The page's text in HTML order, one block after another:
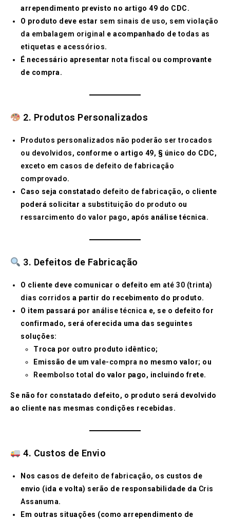
arrependimento previsto no artigo 49 do CDC.
O produto deve estar sem sinais de uso, sem violação
da embalagem original
e acompanhado detodas as
etiquetas e acessórios.
É necessário apresentar nota fiscal
ou comprovante
de compra.
2. Produtos Personalizados
Produtos personalizados não poderão ser trocados
ou devolvidos, conforme o artigo 49, § único do CDC,
exceto em casos de defeito de fabricação
comprovado.
Caso seja constatado defeito de fabricação, o cliente
poderá solicitar a substituição do produto ou
ressarcimento do valor pago, após análise técnica.
3. Defeitos de Fabricação
O cliente deve comunicar o defeito em até 30 (trinta)
dias corridos a partir do recebimento do produto.
O item passará por análise técnica e, se o defeito for
confirmado, será oferecida uma das seguintes
soluções:
Troca por outro produto idêntico;
Emissão de um vale-compra no mesmo valor; ou
Reembolso total
do valor pago, incluindo frete.
Se não for constatado defeito, o produto será devolvido
ao cliente nas mesmas condições recebidas.
4. Custos de Envio
Nos casos de defeito de fabricação, os custos de
envio (ida e volta) serão de responsabilidade da Cris
Assanuma.
Em outras situações (como arrependimento de